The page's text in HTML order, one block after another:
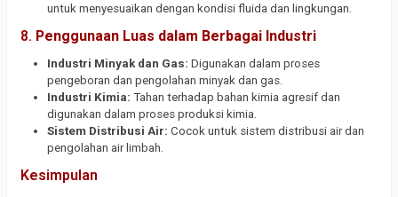
untuk menyesuaikan dengan kondisi fluida dan lingkungan.
8. Penggunaan Luas dalam Berbagai Industri
Industri Minyak dan Gas: Digunakan dalam proses
pengeboran dan pengolahan minyak dan gas.
Industri Kimia: Tahan terhadap bahan kimia agresif dan
digunakan dalam proses produksi kimia.
Sistem Distribusi Air: Cocok untuk sistem distribusi air dan
pengolahan air limbah.
Kesimpulan